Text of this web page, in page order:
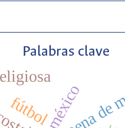
Palabras clave
pena
méxico
fútbol